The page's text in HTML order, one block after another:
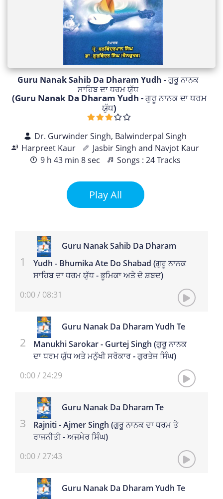
Guru Nanak Sahib Da Dharam Yudh - ਗੁਰੂ ਨਾਨਕ
ਸਾਹਿਬ ਦਾ ਧਰਮ ਯੁੱਧ
(Guru Nanak Da Dharam Yudh - ਗੁਰੂ ਨਾਨਕ ਦਾ ਧਰਮ
ਯੁੱਧ)
Dr. Gurwinder Singh, Balwinderpal Singh
Harpreet Kaur
Jasbir Singh and Navjot Kaur
9 h 43 min 8 sec
Songs : 24 Tracks
Play All
Guru Nanak Sahib Da Dharam
Yudh - Bhumika Ate Do Shabad (ਗੁਰੂ ਨਾਨਕ
ਸਾਹਿਬ ਦਾ ਧਰਮ ਯੁੱਧ - ਭੂਮਿਕਾ ਅਤੇ ਦੋ ਸ਼ਬਦ)
0:00/ 08:31
Guru Nanak Da Dharam Yudh Te
Manukhi Sarokar - Gurtej Singh (ਗੁਰੂ ਨਾਨਕ
ਦਾ ਧਰਮ ਯੁੱਧ ਅਤੇ ਮਨੁੱਖੀ ਸਰੋਕਾਰ - ਗੁਰਤੇਜ ਸਿੰਘ)
0:00/ 24:29
Guru Nanak Da Dharam Te
Rajniti - Ajmer Singh (ਗੁਰੂ ਨਾਨਕ ਦਾ ਧਰਮ ਤੇ
ਰਾਜਨੀਤੀ - ਅਜਮੇਰ ਸਿੰਘ)
0:00/ 27:43
Guru Nanak Da Dharam Yudh Te